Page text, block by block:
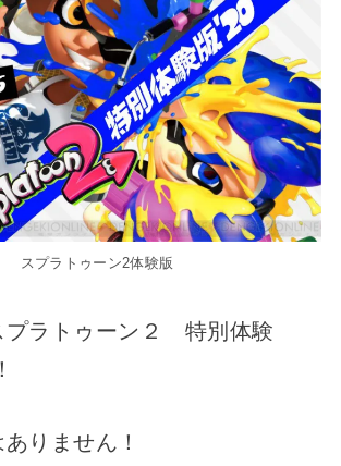
スプラトゥーン2体験版
プラトゥーン２ 特別体験
りません！